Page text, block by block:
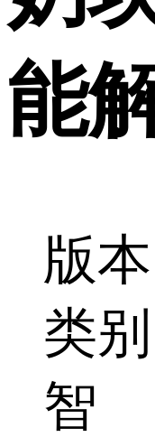
能
版
类
智